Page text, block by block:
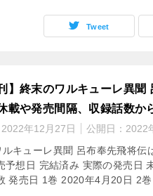
Tweet
】終末のワルキューレ異
載や発売間隔、収録話数か
2022年12月27日 公開日： 2022
キューレ異聞 呂布奉先飛将伝
予想日 完結済み 実際の発売日
発売日 1巻 2020年4月20日 2